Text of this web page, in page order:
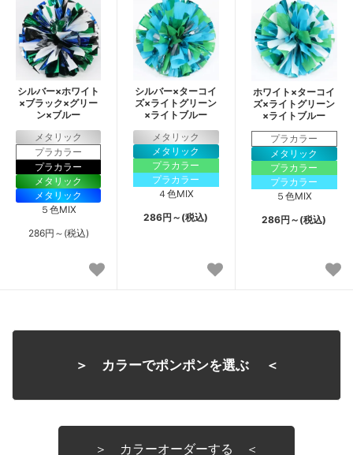
シルバー×ホワイト
×ブラック×グリー
ン×ブルー
メタリック
プラカラー
プラカラー
メタリック
メタリック
５色MIX
286円～(税込)
シルバー×ターコイ
ズ×ライトグリーン
×ライトブルー
メタリック
メタリック
プラカラー
プラカラー
４色MIX
286円～(税込)
ホワイト×ターコイ
ズ×ライトグリーン
×ライトブルー
プラカラー
メタリック
プラカラー
プラカラー
５色MIX
286円～(税込)
＞ カラーでポンポンを選ぶ ＜
＞ カラーオーダーする ＜